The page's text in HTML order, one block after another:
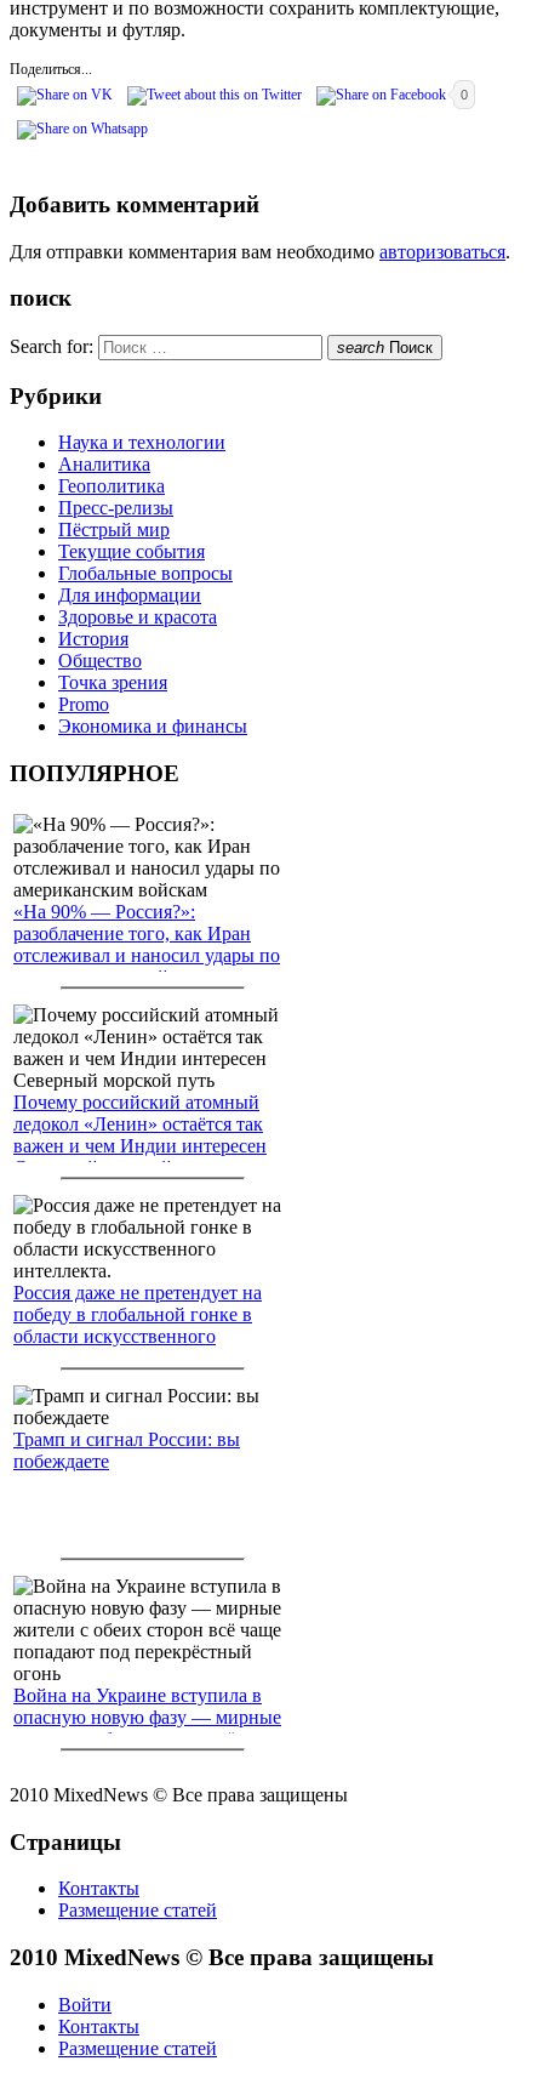
инструмент и по возможности сохранить комплектующие,
документы и футляр.
Поделиться...
0
Добавить комментарий
Для отправки комментария вам необходимо авторизоваться.
поиск
Search for: search Поиск
Рубрики
Наука и технологии
Аналитика
Геополитика
Пресс-релизы
Пёстрый мир
Текущие события
Глобальные вопросы
Для информации
Здоровье и красота
История
Общество
Точка зрения
Promo
Экономика и финансы
ПОПУЛЯРНОЕ
«На 90% — Россия?»:
разоблачение того, как Иран
отслеживал и наносил удары по
американским войскам
Почему российский атомный
ледокол «Ленин» остаётся так
важен и чем Индии интересен
Северный морской путь
Россия даже не претендует на
победу в глобальной гонке в
области искусственного
Трамп и сигнал России: вы
побеждаете
Война на Украине вступила в
опасную новую фазу — мирные
жители с обеих сторон всё чаще
2010 MixedNews © Все права защищены
Страницы
Контакты
Размещение статей
2010 MixedNews © Все права защищены
Войти
Контакты
Размещение статей